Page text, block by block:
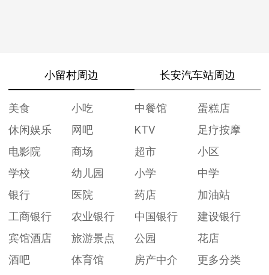
小留村周边 长安汽车站周边
美食 小吃 中餐馆
蛋糕店
休闲娱乐
网吧 KTV
足疗按摩
电影院
商场 超市
小区
学校
幼儿园 小学
中学
银行
医院 药店
加油站
工商银行
农业银行 中国银行
建设银行
宾馆酒店
旅游景点 公园
花店
酒吧
体育馆 房产中介 更多分类